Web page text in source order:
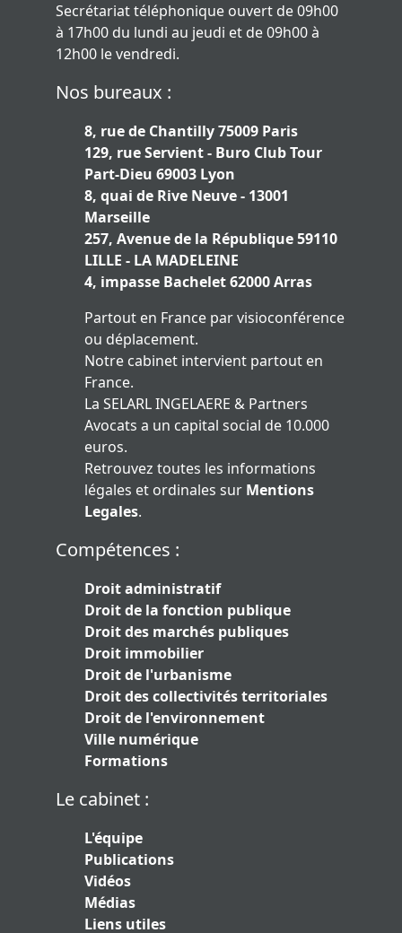
Secrétariat téléphonique ouvert de 09h00
à 17h00 du lundi au jeudi et de 09h00 à
12h00 le vendredi.
Nos bureaux :
8, rue de Chantilly 75009 Paris
129, rue Servient - Buro Club Tour
Part-Dieu 69003 Lyon
8, quai de Rive Neuve - 13001
Marseille
257, Avenue de la République 59110
LILLE - LA MADELEINE
4, impasse Bachelet 62000 Arras
Partout en France par visioconférence
ou déplacement.
Notre cabinet intervient partout en
France.
La SELARL INGELAERE & Partners
Avocats a un capital social de 10.000
euros.
Retrouvez toutes les informations
légales et ordinales sur Mentions
Legales.
Compétences :
Droit administratif
Droit de la fonction publique
Droit des marchés publiques
Droit immobilier
Droit de l'urbanisme
Droit des collectivités territoriales
Droit de l'environnement
Ville numérique
Formations
Le cabinet :
L'équipe
Publications
Vidéos
Médias
Liens utiles